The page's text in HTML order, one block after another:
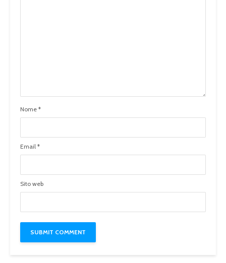
Nome *
Email *
Sito web